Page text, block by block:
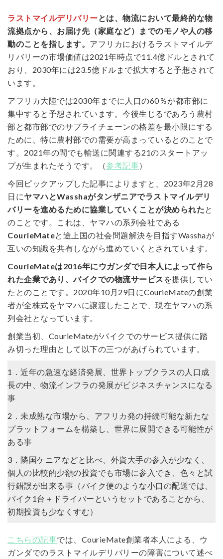
ラストマイルデリバリーとは、物流において最終的な物
流拠点から、お届け先（家庭など）までのモノや人の移
動のことを指します。 アフリカにおけるラストマイルデ
リバリーの市場価値は2021年時点で11.4億ドルとされて
おり、2030年には23.5億ドルまで拡大すると予想されて
います。
アフリカ大陸では2030年までに人口の60％が都市部に
集中すると予想されています。今後生じるであろう農村
部と都市部でのサプライチェーンの格差を最小限にする
ために、特に農村部での需要が高まっているとのことで
す。2021年の間でも輸送に関連する21のスタートアッ
プが生まれたそうです。（参考記事）
今回ピックアップした記事によりますと、2023年2月28
日にヤマハとWasshaがタンザニアでラストマイルデリ
バリーを進めるために協業していくことが決められたと
のことです。これは、ヤマハの系列会社である
CourieMateと途上国の社会問題解決を目指すWasshaが
互いの知識を共有しながら進めていくとされています。
CourieMateは2016年にウガンダで日本人によって作ら
れた企業であり、バイクでの物流サービス を提供してい
たとのことです。2020年10月29日にCourieMateの創業
者が全株式をヤマハに譲渡したことで、現在ヤマハの系
列会社となっています。
創業当初、CourieMateがバイクでのサービス提供に踏
み切った理由として以下の三つがあげられています。
1．近年の急速な経済発展、世界トップクラスの人口成
長の中、物流インフラの発展がビジネスチャンスになる
事
2．未成熟な市場から、アフリカ発の持続可能な新たな
プラットフォームを構築し、世界に展開できる可能性が
ある事
3．隣国ケニアなどと比べ、外資大手の参入が少なく、
個人の比較的少額の投資でも市場に参入でき、色々と試
行錯誤が出来る事（バイク便のような小口の配送では、
バイク1台＋ドライバーというセットであることから、
初期投資も少なくすむ）
こちらの記事では、CourieMate創業者本人による、ウ
ガンダでのラストマイルデリバリーの障害について述べ